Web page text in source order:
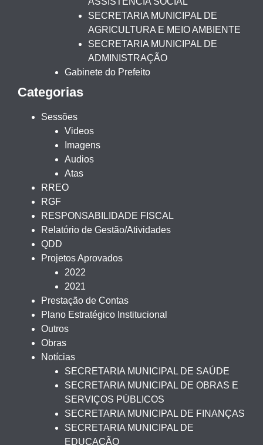
SECRETARIA MUNICIPAL DE
AGRICULTURA E MEIO AMBIENTE
SECRETARIA MUNICIPAL DE
ADMINISTRAÇÃO
Gabinete do Prefeito
Categorias
Sessões
Videos
Imagens
Audios
Atas
RREO
RGF
RESPONSABILIDADE FISCAL
Relatório de Gestão/Atividades
QDD
Projetos Aprovados
2022
2021
Prestação de Contas
Plano Estratégico Institucional
Outros
Obras
Notícias
SECRETARIA MUNICIPAL DE SAÚDE
SECRETARIA MUNICIPAL DE OBRAS E
SERVIÇOS PÚBLICOS
SECRETARIA MUNICIPAL DE FINANÇAS
SECRETARIA MUNICIPAL DE
EDUCAÇÃO